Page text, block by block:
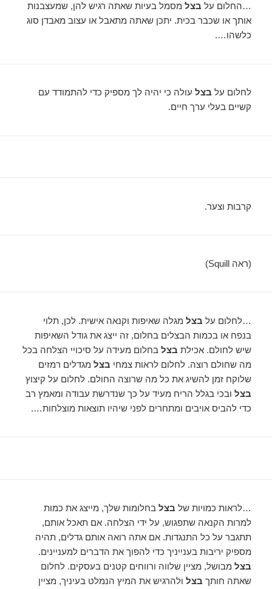
…החלום על בצל מסמל בעיות שאתה רגיש להן, שמעצבנות
אותך או שכבר בכית. יתכן שאתה מתאבל או עצוב מאבדן סוג
כלשהו….
לחלום על בצל עולה כי יהיה לך מספיק כדי להתמודד עם
קשיים בעלי ערך חיים.
קרבות וצער.
(ראה Squill)
…לחלום על בצל מגלה שאיפות וקנאה אישית. לכן, תלוי
בנפח או בכמות הבצלים בחלום, זה ייצג את גודל השאיפות
שיש לחולם. אכילת בצל בחלום מעידה על סיכויי הצלחה בכל
מה שחולם רוצה. לחלום לראות צמחי בצל מגדלים רמזים
שלוקח זמן להשיג את כל מה שרוצה החולם. לחלום על קיצוץ
בצל ובכי בגלל הריח מעיד על כך שנדרשת עבודה ומאמץ רב
כדי להביס אויבים ומתחרים לפני שיהיו תוצאות מוצלחות….
…לראות כמויות של בצל בחלומות שלך, מייצג את כמות
למרות הקנאה שתפגוש, על ידי הצלחה. אם תאכל אותם,
תתגבר על כל התנגדות. אם אתה רואה אותם גדלים, תהיה
מספיק יריבות בענייניך כדי להפוך את הדברים למעניינים.
בצל מבושל, מציין שלווה ורווחים קטנים בעסקים. לחלום
שאתה חותך בצל ולהרגיש את המיץ הנמלט בעיניך, מציין